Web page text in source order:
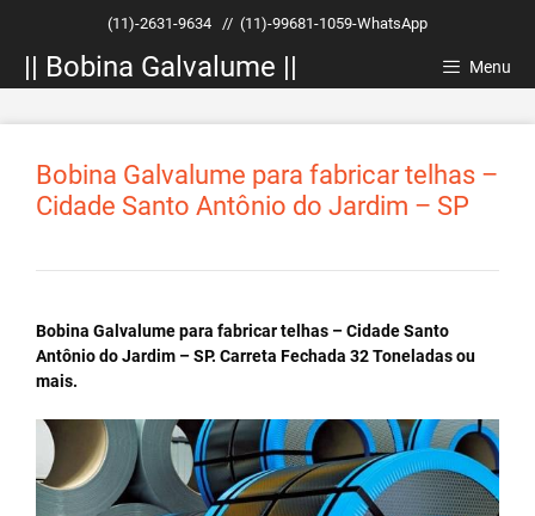
conteúdo
(11)-2631-9634 // (11)-99681-1059-WhatsApp
|| Bobina Galvalume || Menu
Bobina Galvalume para fabricar telhas –
Cidade Santo Antônio do Jardim – SP
Bobina Galvalume para fabricar telhas – Cidade Santo
Antônio do Jardim – SP. Carreta Fechada 32 Toneladas ou
mais.